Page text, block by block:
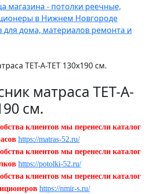
магазина - потолки реечные,
в Нижнем Новгороде
для дома, материалов ремонта и
ТЕТ-А-ТЕТ 130х190 см.
матраса ТЕТ-А-
см.
клиентов мы перенесли каталог
https://matras-52.ru/
клиентов мы перенесли каталог
https://potolki-52.ru/
клиентов мы перенесли каталог
https://nmir-s.ru/